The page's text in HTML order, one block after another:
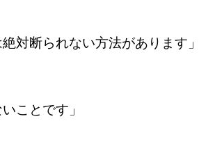
絶対断られない方法があります」
ことです」